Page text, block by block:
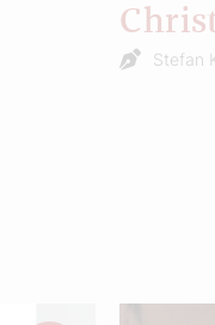
Stefan